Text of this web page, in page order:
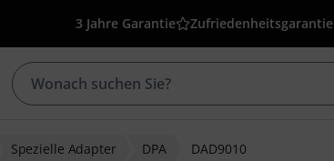
3 Jahre Garantie Zufriedenheitsgarantie
Spezielle Adapter DPA DAD9010